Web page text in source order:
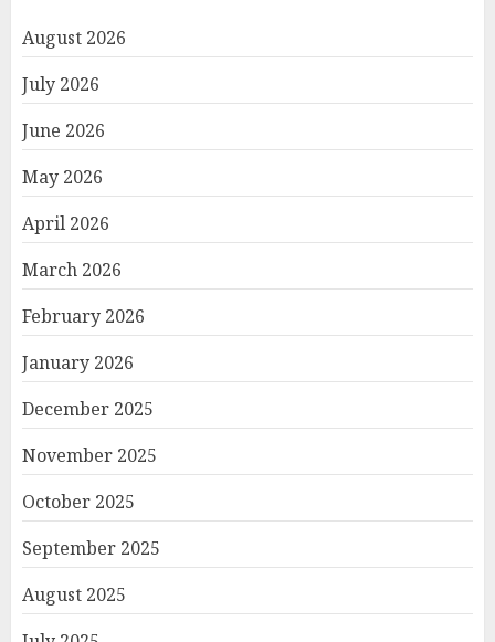
August 2026
July 2026
June 2026
May 2026
April 2026
March 2026
February 2026
January 2026
December 2025
November 2025
October 2025
September 2025
August 2025